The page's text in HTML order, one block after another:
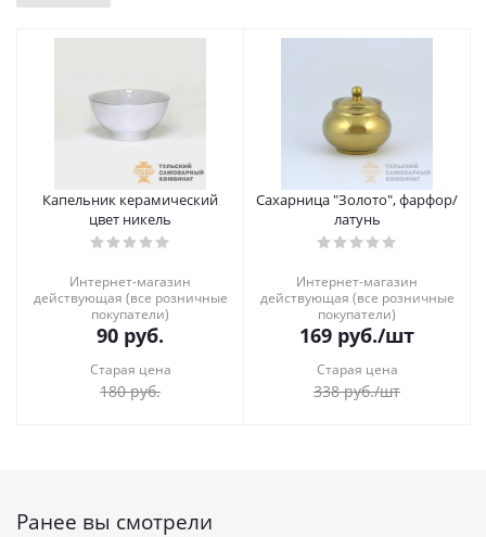
Капельник керамический
цвет никель
Интернет-магазин
действующая (все розничные
покупатели)
90 руб.
Старая цена
180руб.
Сахарница "Золото", фарфор/
латунь
Интернет-магазин
действующая (все розничные
покупатели)
169 руб./шт
Старая цена
338руб./шт
Ранее вы смотрели